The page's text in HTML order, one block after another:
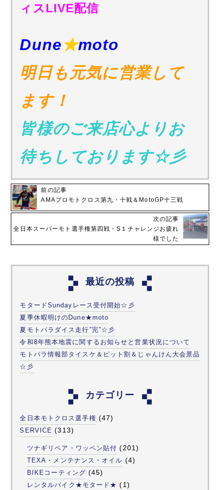
ィスLIVE配信
Dune★moto
明日も元気に営業して
ます！
皆様のご来店心よりお
待ちしております☆彡
前の記事
AMAプロモトクロス第九・十戦＆MotoGP十三戦
次の記事
全日本スーパーモト選手権第四戦・S１チャレンジお疲れ
様でした
最近の投稿
モタードSundayレース受付開始☆彡
夏季休暇明けのDune★moto
夏モトパラダイス走行”完”☆彡
令和8年熊本地震に関するお知らせと営業状況について
モトパラ情報部タイスケ＆ピット割＆じゃんけん大会景品
☆彡
カテゴリー
全日本モトクロス選手権 (47)
SERVICE (313)
ツナギリペア・ワッペン貼付 (201)
TEXA・メンテナンス・オイル (4)
BIKEコーティング (45)
レンタルバイク★モタード★ (1)